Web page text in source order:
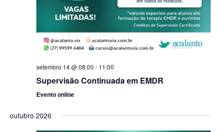
setembro 14 @ 08:00 - 11:00
Supervisão Continuada em EMDR
Evento online
outubro 2026